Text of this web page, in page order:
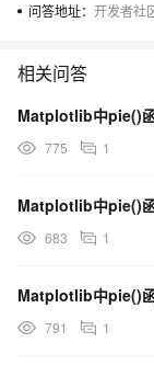
问答地址： 开发者社
相关问答
Matplotlib中pie()
775 1
Matplotlib中pie()
683 1
Matplotlib中pie()
791 1